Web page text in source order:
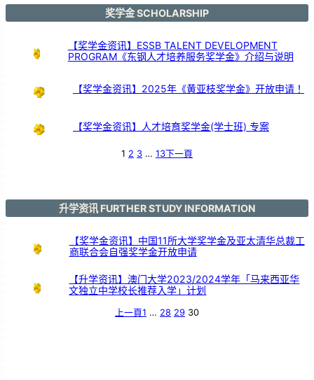
时
的
奖学金 SCHOLARSHIP
【奖学金资讯】ESSB TALENT DEVELOPMENT
PROGRAM《东钢人才培养服务奖学金》介绍与说明
【奖学金资讯】2025年《黄亚枝奖学金》开放申请！
【奖学金资讯】人才培育奖学金(学士班) 专案
1 2 3 … 13下一頁
升学资讯 FURTHER STUDY INFORMATION
【奖学金资讯】中国11所大学奖学金及亚太清华总裁工
商联合会自强奖学金开放申请
【升学资讯】澳门大学2023/2024学年「马来西亚华
文独立中学校长推荐入学」计划
上一頁1 … 28 29 30